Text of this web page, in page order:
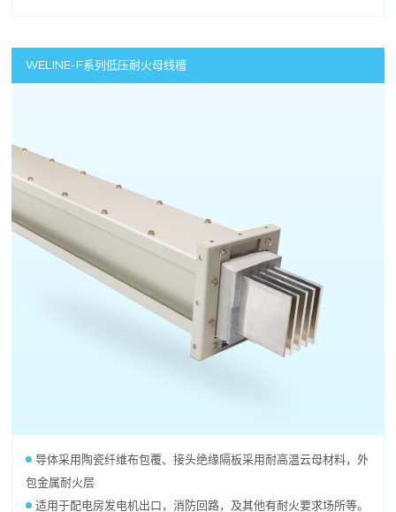
WELINE-F系列低压耐火母线槽
导体采用陶瓷纤维布包覆、接头绝缘隔板采用耐高温云母材料，外
包金属耐火层
适用于配电房发电机出口，消防回路，及其他有耐火要求场所等。